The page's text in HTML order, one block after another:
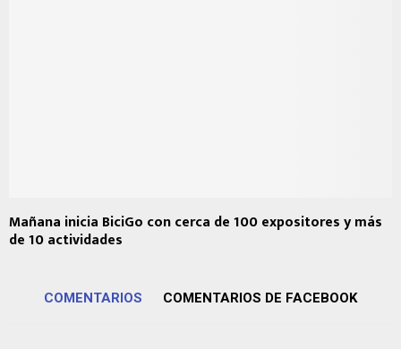
Mañana inicia BiciGo con cerca de 100 expositores y más
de 10 actividades
COMENTARIOS COMENTARIOS DE FACEBOOK